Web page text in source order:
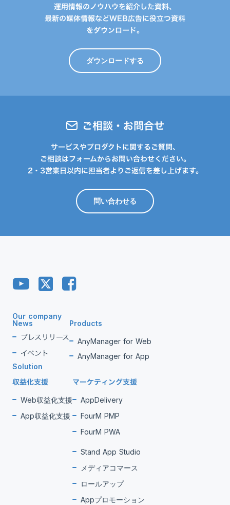
運用情報のノウハウを紹介した資料、
最新の媒体情報などWEB広告に役立つ資料
をダウンロード。
ダウンロードする
ご相談・お問合せ
サービスやプロダクトに関するご質問、
ご相談はフォームからお問い合わせください。
2・3営業日以内に担当者よりご返信を差し上げます。
問い合わせる
Our company
News
プレスリリース
イベント
Products
AnyManager for Web
AnyManager for App
Solution
収益化支援
Web収益化支援
App収益化支援
マーケティング支援
AppDelivery
FourM PMP
FourM PWA
Stand App Studio
メディアコマース
ロールアップ
Appプロモーション